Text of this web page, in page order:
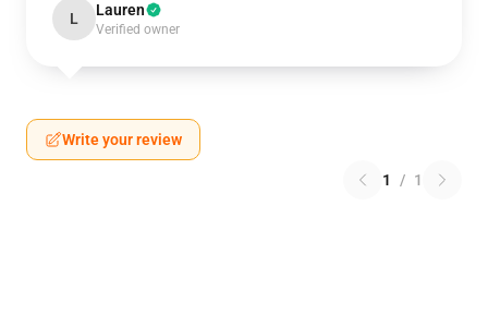
L Lauren
Verified owner
Write your review
1 / 1